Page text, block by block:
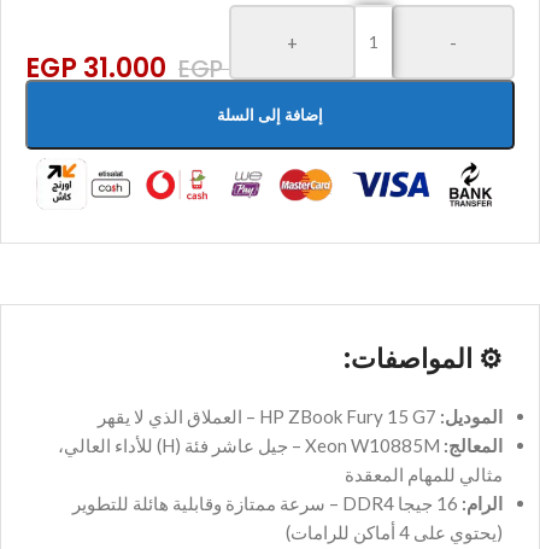
EGP33.500
EGP 31.000
-
+
إضافة إلى السلة
⚙️ المواصفات:
الموديل:
المعالج:
Xeon W10885M – جيل عاشر فئة (H) للأداء العالي،
مثالي للمهام المعقدة
الرام:
16 جيجا DDR4 – سرعة ممتازة وقابلية هائلة للتطوير
(يحتوي على 4 أماكن للرامات)